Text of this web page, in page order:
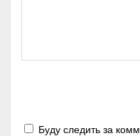
Буду следить за